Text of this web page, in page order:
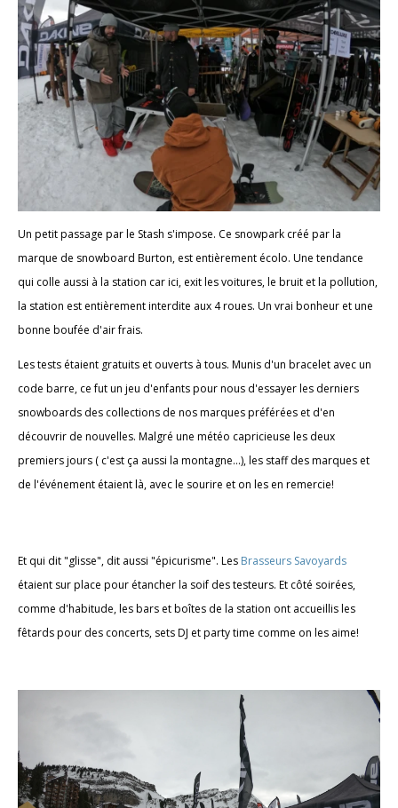
Un petit passage par le Stash s'impose. Ce snowpark créé par la
marque de snowboard Burton, est entièrement écolo. Une tendance
qui colle aussi à la station car ici, exit les voitures, le bruit et la pollution,
la station est entièrement interdite aux 4 roues. Un vrai bonheur et une
bonne boufée d'air frais.
Les tests étaient gratuits et ouverts à tous. Munis d'un bracelet avec un
code barre, ce fut un jeu d'enfants pour nous d'essayer les derniers
snowboards des collections de nos marques préférées et d'en
découvrir de nouvelles. Malgré une météo capricieuse les deux
premiers jours ( c'est ça aussi la montagne...), les staff des marques et
de l'événement étaient là, avec le sourire et on les en remercie!
Et qui dit "glisse", dit aussi "épicurisme". Les Brasseurs Savoyards
étaient sur place pour étancher la soif des testeurs. Et côté soirées,
comme d'habitude, les bars et boîtes de la station ont accueillis les
fêtards pour des concerts, sets DJ et party time comme on les aime!